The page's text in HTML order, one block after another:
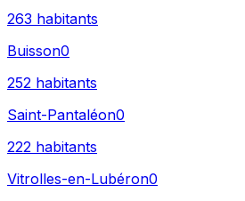
263 habitants
Buisson0
252 habitants
Saint-Pantaléon0
222 habitants
Vitrolles-en-Lubéron0